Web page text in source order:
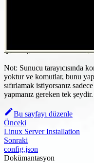
Not: Sunucu tarayıcısında
yoktur ve komutlar, bunu
sıfırlamak istiyorsanız sadece
yapmanız gereken tek
Bu sayfayı düzenle
Önceki
Linux Server Installation
Sonraki
config.json
Dokümantasyon